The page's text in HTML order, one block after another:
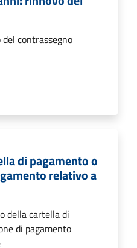
contrassegno
di pagamento o
relativo a
della cartella di
di pagamento